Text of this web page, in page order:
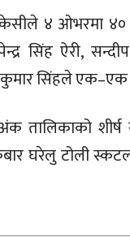
४ ओभरमा ४०
सिंह ऐरी,
सिंहले एक–एक
तालिकाको शीर्ष
घरेलु टोली